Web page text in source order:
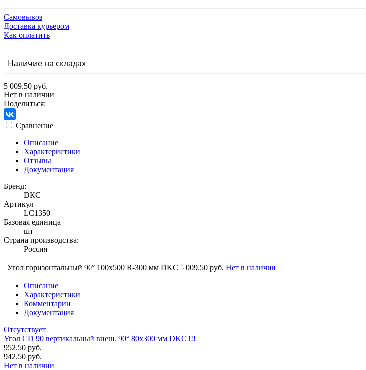
Самовывоз
Доставка курьером
Как оплатить
Наличие на складах
5 009.50 руб.
Нет в наличии
Поделиться:
Сравнение
Описание
Характеристики
Отзывы
Документация
Бренд:
DКС
Артикул
LC1350
Базовая единица
шт
Страна производства:
Россия
Угол горизонтальный 90° 100x500 R-300 мм DKC 5 009.50 руб. Нет в наличии
Описание
Характеристики
Комментарии
Документация
Отсутствует
Угол CD 90 вертикальный внеш. 90° 80х300 мм DKC !!!
952.50 руб.
942.50 руб.
Нет в наличии